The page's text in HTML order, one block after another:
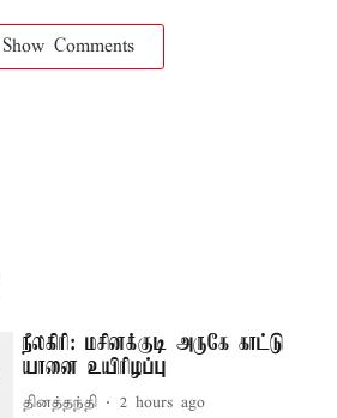
Show Comments
நீலகிரி: மசினக்குடி அருகே காட்டு
யானை உயிரிழப்பு
தினத்தந்தி 2 hours ago